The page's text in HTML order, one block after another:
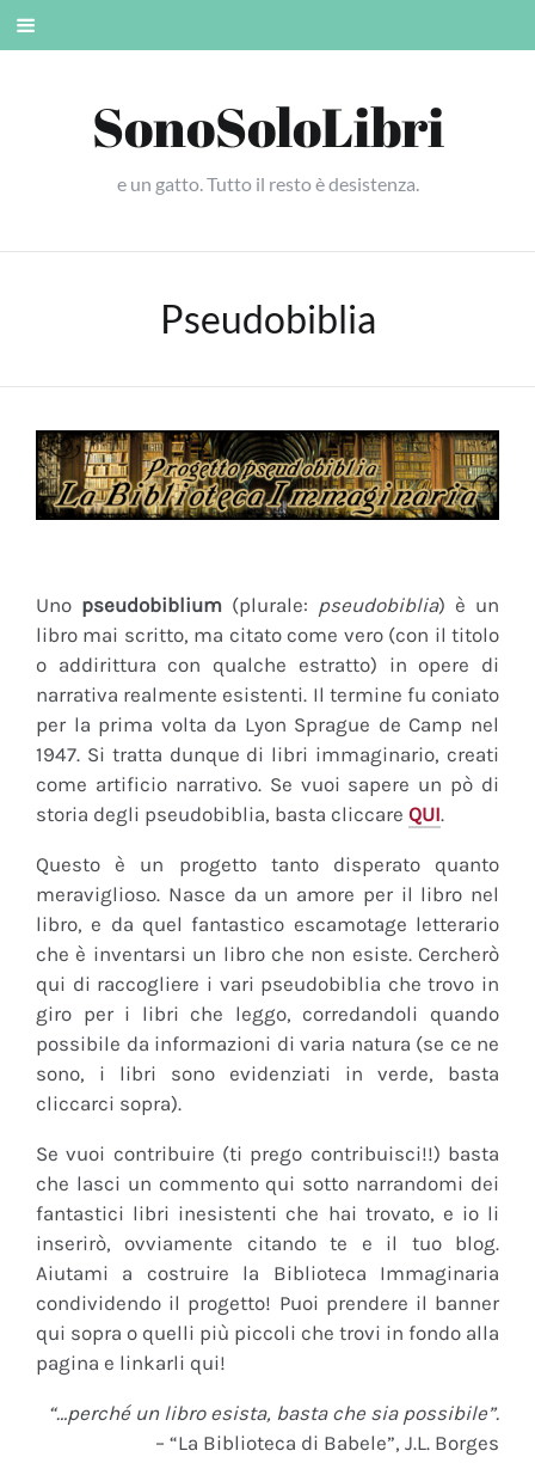
Skip
SonoSoloLibri
e un gatto. Tutto il resto è desistenza.
Pseudobiblia
Uno pseudobiblium (plurale: pseudobiblia) è un
libro mai scritto, ma citato come vero (con il titolo
o addirittura con qualche estratto) in opere di
narrativa realmente esistenti. Il termine fu coniato
per la prima volta da Lyon Sprague de Camp nel
1947. Si tratta dunque di libri immaginario, creati
come artificio narrativo. Se vuoi sapere un pò di
storia degli pseudobiblia, basta cliccare QUI.
Questo è un progetto tanto disperato quanto
meraviglioso. Nasce da un amore per il libro nel
libro, e da quel fantastico escamotage letterario
che è inventarsi un libro che non esiste. Cercherò
qui di raccogliere i vari pseudobiblia che trovo in
giro per i libri che leggo, corredandoli quando
possibile da informazioni di varia natura (se ce ne
sono, i libri sono evidenziati in verde, basta
cliccarci sopra).
Se vuoi contribuire (ti prego contribuisci!!) basta
che lasci un commento qui sotto narrandomi dei
fantastici libri inesistenti che hai trovato, e io li
inserirò, ovviamente citando te e il tuo blog.
Aiutami a costruire la Biblioteca Immaginaria
condividendo il progetto! Puoi prendere il banner
qui sopra o quelli più piccoli che trovi in fondo alla
pagina e linkarli qui!
“…perché un libro esista, basta che sia possibile”.
– “La Biblioteca di Babele”, J.L. Borges